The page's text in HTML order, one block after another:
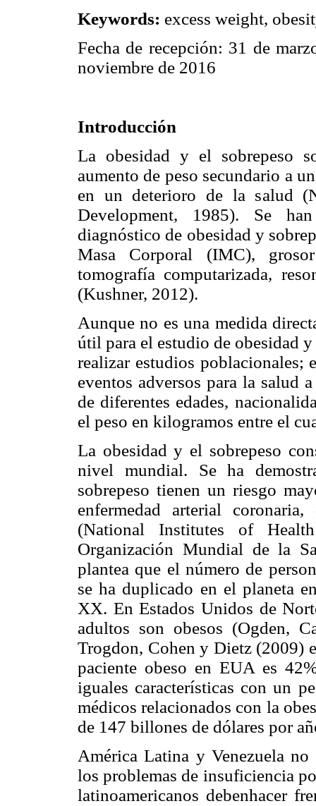
Keywords: excess weight,
Fecha de recepción: 31 de
noviembre de 2016
Introducción
La obesidad y el sobrepeso
aumento de peso secundario a
en un deterioro de la salud
Development, 1985). Se
diagnóstico de obesidad y
Masa Corporal (IMC),
tomografía computarizada,
(Kushner, 2012).
Aunque no es una medida
útil para el estudio de obesidad
realizar estudios poblacionales;
eventos adversos para la salud
de diferentes edades,
el peso en kilogramos entre el
La obesidad y el sobrepeso
nivel mundial. Se ha
sobrepeso tienen un riesgo
enfermedad arterial
(National Institutes of
Organización Mundial de la
plantea que el número de
se ha duplicado en el planeta
XX. En Estados Unidos de
adultos son obesos (Ogden,
Trogdon, Cohen y Dietz (2009)
paciente obeso en EUA es
iguales características con un
médicos relacionados con la
de 147 billones de dólares por
América Latina y Venezuela no
los problemas de insuficiencia
latinoamericanos debenhacer